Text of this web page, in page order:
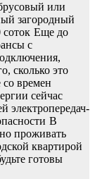
или
загородный
соток Еще до
с
сколько это
времен
сейчас
электропередач-
В
проживать
квартирой
готовы